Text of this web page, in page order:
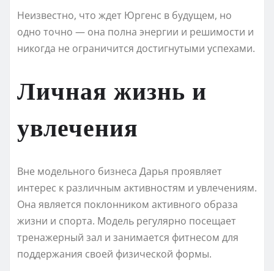
Неизвестно, что ждет Юргенс в будущем, но
одно точно — она полна энергии и решимости и
никогда не ограничится достигнутыми успехами.
Личная жизнь и
увлечения
Вне модельного бизнеса Дарья проявляет
интерес к различным активностям и увлечениям.
Она является поклонником активного образа
жизни и спорта. Модель регулярно посещает
тренажерный зал и занимается фитнесом для
поддержания своей физической формы.